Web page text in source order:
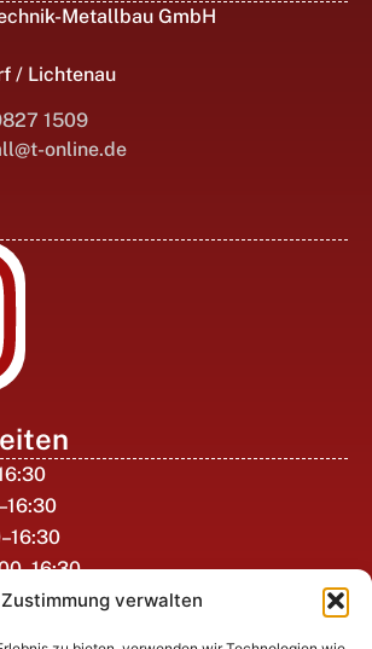
Zustimmung verwalten
Metallbau GmbH
/ Lichtenau
1509
online.de